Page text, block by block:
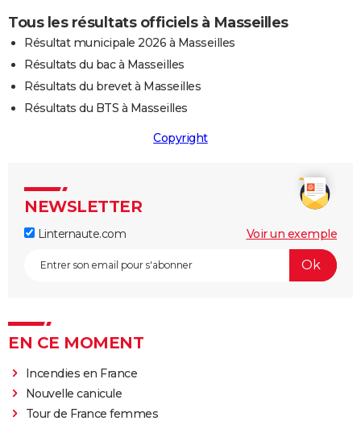
Tous les résultats officiels à Masseilles
Résultat municipale 2026 à Masseilles
Résultats du bac à Masseilles
Résultats du brevet à Masseilles
Résultats du BTS à Masseilles
Copyright
NEWSLETTER
Linternaute.com Voir un exemple
EN CE MOMENT
Incendies en France
Nouvelle canicule
Tour de France femmes